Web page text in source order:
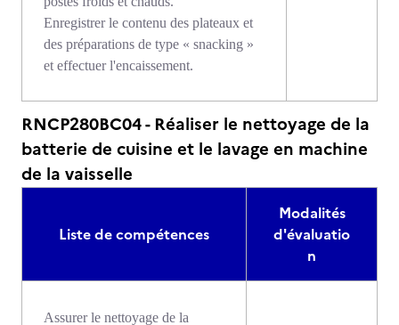
Enregistrer le contenu des plateaux et
des préparations de type « snacking »
et effectuer l'encaissement.
RNCP280BC04 - Réaliser le nettoyage de la
batterie de cuisine et le lavage en machine
de la vaisselle
Liste de compétences
Modalités
d'évaluatio
n
Assurer le nettoyage de la